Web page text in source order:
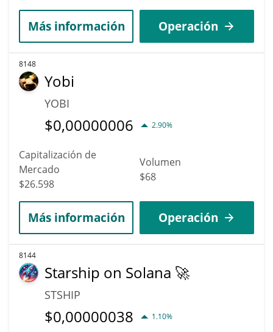
Más información Operación
8148
Yobi
YOBI
$0,00000006 2.90%
Capitalización de
Mercado
$26.598
Volumen
$68
Más información Operación
8144
Starship on Solana 🚀
STSHIP
$0,00000038 1.10%